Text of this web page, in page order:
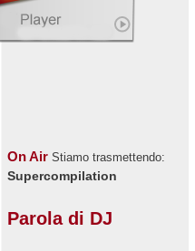
On Air Stiamo trasmettendo:
Supercompilation
Parola di DJ